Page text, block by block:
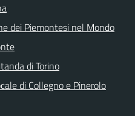
dei Piemontesi nel Mondo
di Torino
di Collegno e Pinerolo